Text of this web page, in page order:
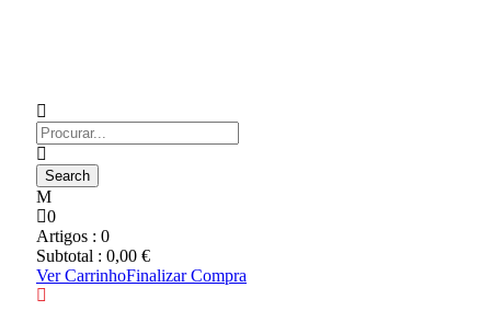
0
Artigos : 0
Subtotal : 0,00 €
Ver CarrinhoFinalizar Compra